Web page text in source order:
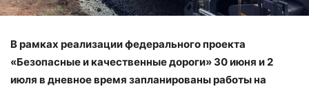
В рамках реализации федерального проекта
«Безопасные и качественные дороги» 30 июня и 2
июля в дневное время запланированы работы на